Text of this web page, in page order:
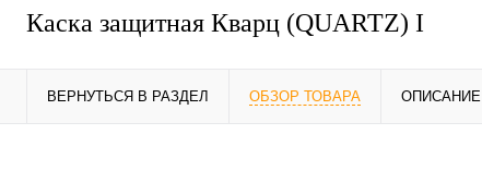
Каска защитная Кварц (QUARTZ) I
ВЕРНУТЬСЯ В РАЗДЕЛ ОБЗОР ТОВАРА ОПИСАНИЕ